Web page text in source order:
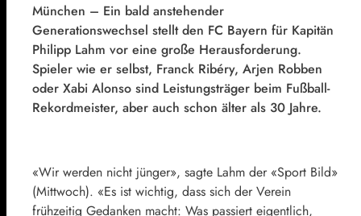
München – Ein bald anstehender
Generationswechsel stellt den FC Bayern für Kapitän
Philipp Lahm vor eine große Herausforderung.
Spieler wie er selbst, Franck Ribéry, Arjen Robben
oder Xabi Alonso sind Leistungsträger beim Fußball-
Rekordmeister, aber auch schon älter als 30 Jahre.
«Wir werden nicht jünger», sagte Lahm der «Sport Bild»
(Mittwoch). «Es ist wichtig, dass sich der Verein
frühzeitig Gedanken macht: Was passiert eigentlich,